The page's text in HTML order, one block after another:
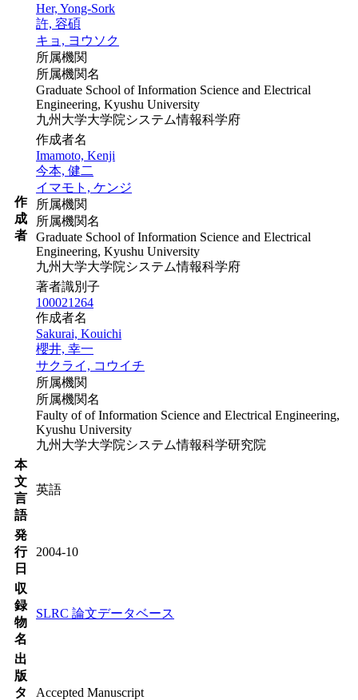
作
成
者
Her, Yong-Sork
許, 容碩
キョ, ヨウソク
所属機関
所属機関名
Graduate School of Information Science and Electrical
Engineering, Kyushu University
九州大学大学院システム情報科学府
作成者名
Imamoto, Kenji
今本, 健二
イマモト, ケンジ
所属機関
所属機関名
Graduate School of Information Science and Electrical
Engineering, Kyushu University
九州大学大学院システム情報科学府
著者識別子
100021264
作成者名
Sakurai, Kouichi
櫻井, 幸一
サクライ, コウイチ
所属機関
所属機関名
Faulty of of Information Science and Electrical Engineering,
Kyushu University
九州大学大学院システム情報科学研究院
本
文
言
語
英語
発
行
日
2004-10
収
録
物
名
SLRC 論文データベース
出
版
タ
Accepted Manuscript